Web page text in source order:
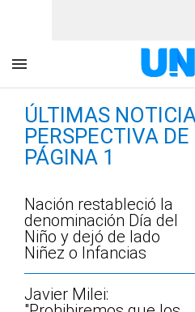
ÚLTIMAS
PERSPECTIVA DE
PÁGINA 1
Nación restableció la
denominación Día del
Niño y dejó de lado
Niñez o Infancias
Javier Milei: